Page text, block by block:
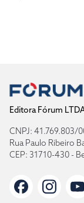
Editora Fórum
CNPJ: 41.769.803/
Rua Paulo Ribeiro
CEP: 31710-430 -